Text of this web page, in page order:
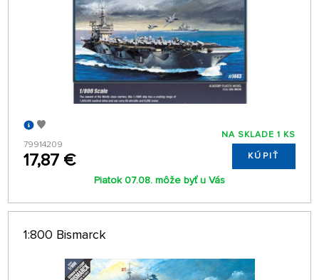
79914209
17,87 €
NA SKLADE 1 KS
KÚPIŤ
Piatok 07.08. môže byť u Vás
1:800 Bismarck